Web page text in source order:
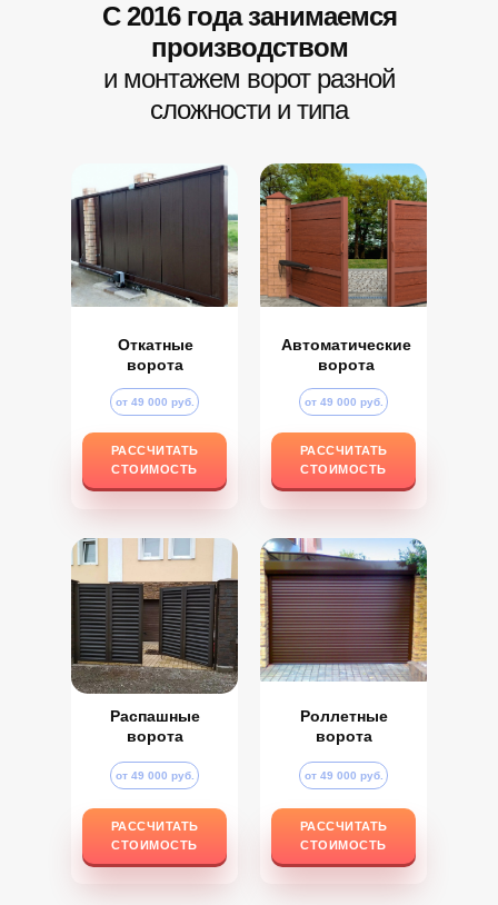
C 2016 года занимаемся
производством
и монтажем ворот разной
сложности и типа
Откатные
ворота
РАССЧИТАТЬ
СТОИМОСТЬ
от 49 000 руб.
Распашные
ворота
РАССЧИТАТЬ
СТОИМОСТЬ
от 49 000 руб.
Автоматические
ворота
РАССЧИТАТЬ
СТОИМОСТЬ
от 49 000 руб.
Роллетные
ворота
РАССЧИТАТЬ
СТОИМОСТЬ
от 49 000 руб.
РАССЧИТАТЬ
СТОИМОСТЬ
РАССЧИТАТЬ
СТОИМОСТЬ
РАССЧИТАТЬ
СТОИМОСТЬ
РАССЧИТАТЬ
СТОИМОСТЬ